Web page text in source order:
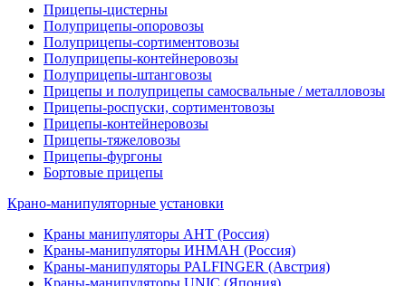
Прицепы-цистерны
Полуприцепы-опоровозы
Полуприцепы-сортиментовозы
Полуприцепы-контейнеровозы
Полуприцепы-штанговозы
Прицепы и полуприцепы самосвальные / металловозы
Прицепы-роспуски, сортиментовозы
Прицепы-контейнеровозы
Прицепы-тяжеловозы
Прицепы-фургоны
Бортовые прицепы
Крано-манипуляторные установки
Краны манипуляторы АНТ (Россия)
Краны-манипуляторы ИНМАН (Россия)
Краны-манипуляторы PALFINGER (Австрия)
Краны-манипуляторы UNIC (Япония)